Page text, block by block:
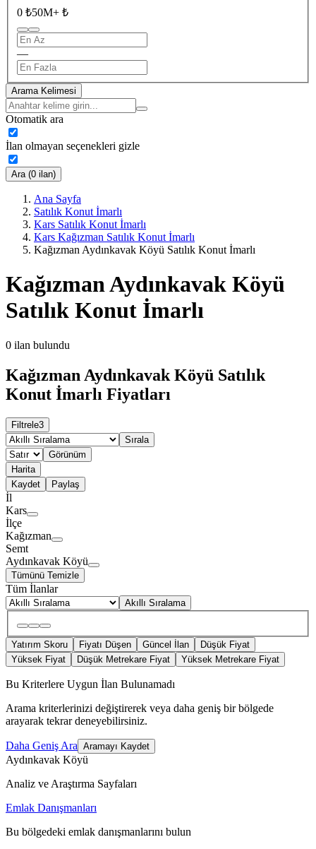
0 ₺50M+ ₺
—
Arama Kelimesi
Otomatik ara
İlan olmayan seçenekleri gizle
Ara (0 ilan)
Ana Sayfa
Satılık Konut İmarlı
Kars Satılık Konut İmarlı
Kars Kağızman Satılık Konut İmarlı
Kağızman Aydınkavak Köyü Satılık Konut İmarlı
Kağızman Aydınkavak Köyü
Satılık Konut İmarlı
0 ilan bulundu
Kağızman Aydınkavak Köyü Satılık
Konut İmarlı Fiyatları
Filtrele3
Sırala
Görünüm
Harita
Kaydet
Paylaş
İl
Kars
İlçe
Kağızman
Semt
Aydınkavak Köyü
Tümünü Temizle
Tüm İlanlar
Akıllı Sıralama
Yatırım Skoru Fiyatı Düşen Güncel İlan
Düşük Fiyat
Yüksek Fiyat
Düşük Metrekare Fiyat Yüksek Metrekare Fiyat
Bu Kriterlere Uygun İlan Bulunamadı
Arama kriterlerinizi değiştirerek veya daha geniş bir bölgede
arayarak tekrar deneyebilirsiniz.
Daha Geniş Ara Aramayı Kaydet
Aydınkavak Köyü
Analiz ve Araştırma Sayfaları
Emlak Danışmanları
Bu bölgedeki emlak danışmanlarını bulun